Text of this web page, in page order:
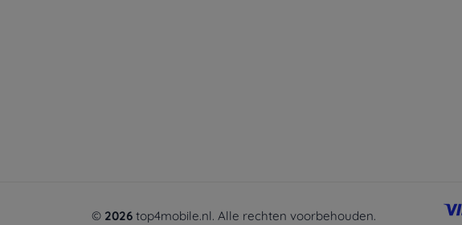
© 2026 top4mobile.nl. Alle rechten voorbehouden.